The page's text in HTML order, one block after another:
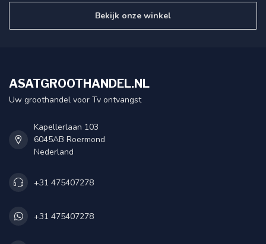
Bekijk onze winkel
ASATGROOTHANDEL.NL
Uw groothandel voor Tv ontvangst
Kapellerlaan 103
6045AB Roermond
Nederland
+31 475407278
+31 475407278